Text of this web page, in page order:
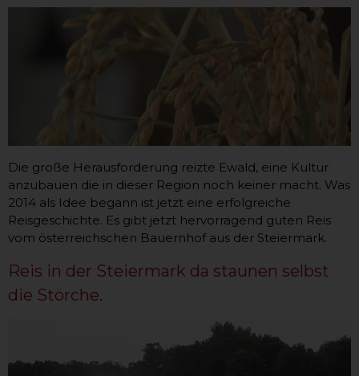
Die große Herausforderung reizte Ewald, eine Kultur
anzubauen die in dieser Region noch keiner macht. Was
2014 als Idee begann ist jetzt eine erfolgreiche
Reisgeschichte. Es gibt jetzt hervorragend guten Reis
vom österreichschen Bauernhof aus der Steiermark.
Reis in der Steiermark da staunen selbst
die Störche.